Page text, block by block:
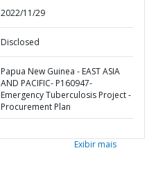
2022/11/29
Disclosed
Papua New Guinea - EAST ASIA
AND PACIFIC- P160947-
Emergency Tuberculosis Project -
Procurement Plan
Exibir mais